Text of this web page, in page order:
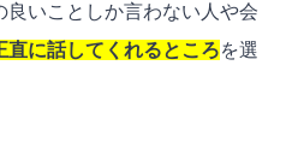
いことしか言わない人や会
直に話してくれるところを選